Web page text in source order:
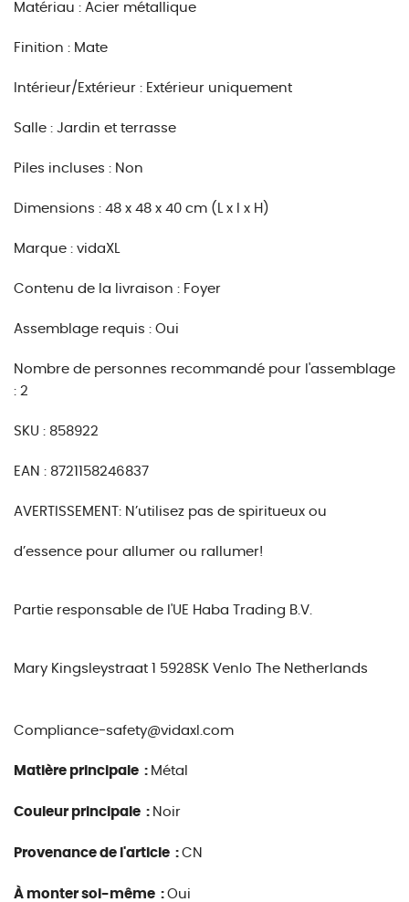
Matériau : Acier métallique
Finition : Mate
Intérieur/Extérieur : Extérieur uniquement
Salle : Jardin et terrasse
Piles incluses : Non
Dimensions : 48 x 48 x 40 cm (L x l x H)
Marque : vidaXL
Contenu de la livraison : Foyer
Assemblage requis : Oui
Nombre de personnes recommandé pour l'assemblage
: 2
SKU : 858922
EAN : 8721158246837
AVERTISSEMENT: N’utilisez pas de spiritueux ou
d’essence pour allumer ou rallumer!
Partie responsable de l'UE Haba Trading B.V.
Mary Kingsleystraat 1 5928SK Venlo The Netherlands
Compliance-safety@vidaxl.com
Matière principale : Métal
Couleur principale : Noir
Provenance de l'article : CN
À monter soi-même : Oui